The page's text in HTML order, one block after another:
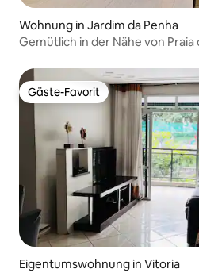
Wohnung in Jardim da Penha
Gemütlich in der Nähe von Praia
Gäste-Favorit
Gäste-Favorit
Eigentumswohnung in Vitoria